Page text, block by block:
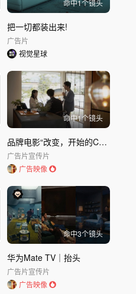
命中1个镜头
把一切都装出来!
广告片
视觉星球
命中1个镜头
品牌电影“改变，开始的Chatwork”
广告片宣传片
广告映像
命中3个镜头
华为Mate TV｜抬头
广告片宣传片
广告映像